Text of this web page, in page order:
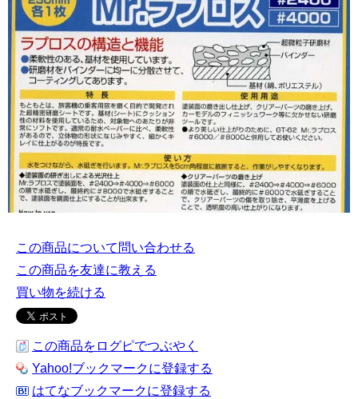
この商品について問い合わせる
この商品を友達に教える
買い物を続ける
この商品をログピでつぶやく
Yahoo!ブックマークに登録する
はてなブックマークに登録する